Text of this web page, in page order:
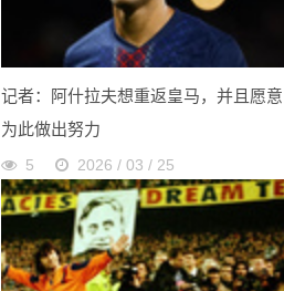
记者：阿什拉夫想重返皇马，并且愿意
为此做出努力
5 2026 / 03 / 25